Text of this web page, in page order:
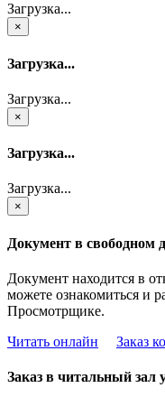
Загрузка...
×
Загрузка...
Загрузка...
×
Загрузка...
Загрузка...
×
Документ в свободном
Документ находится в
можете ознакомиться и
Просмотрщике.
Читать онлайн
Заказ
Заказ в читальный зал